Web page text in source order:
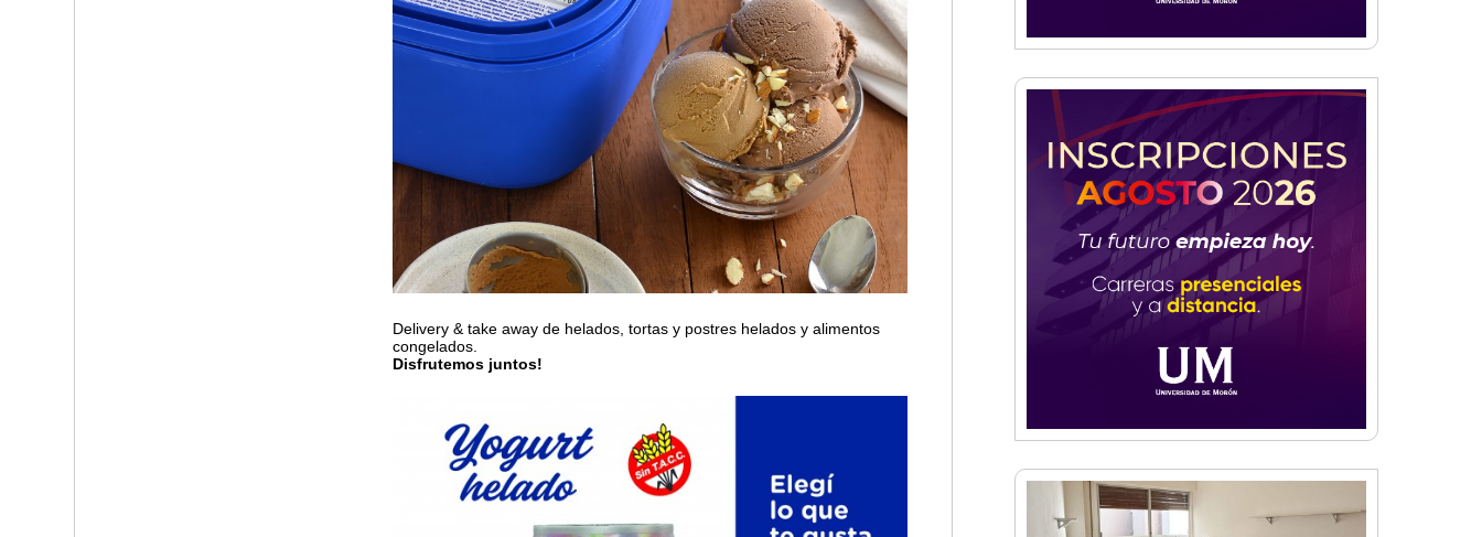
Delivery & take away de helados, tortas y postres helados y alimentos
congelados.
Disfrutemos juntos!